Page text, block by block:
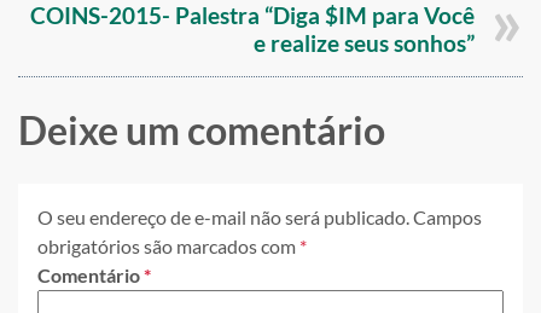
COINS-2015- Palestra “Diga $IM para Você
e realize seus sonhos”
Deixe um comentário
O seu endereço de e-mail não será publicado.Campos
obrigatórios são marcados com *
Comentário*